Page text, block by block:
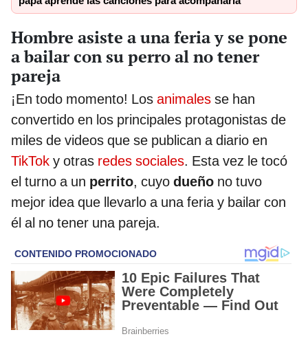
Hombre asiste a una feria y se pone
a bailar con su perro al no tener
pareja
¡En todo momento! Los animales se han
convertido en los principales protagonistas de
miles de videos que se publican a diario en
TikTok y otras redes sociales. Esta vez le tocó
el turno a un perrito, cuyo dueño no tuvo
mejor idea que llevarlo a una feria y bailar con
él al no tener una pareja.